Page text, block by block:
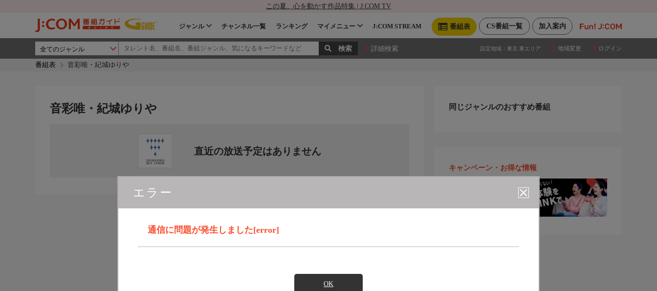
この夏、心を動かす作品特集 | J:COM TV
加入案内
CS番組一覧
番組表
ジャンル チャンネル一覧 ランキング マイメニュー J:COM STREAM
詳細検索 設定地域： 東京 東エリア 地域変更 ログイン
番組表 音彩唯・紀城ゆりや
エラー
通信に問題が発生しました[error]
OK
音彩唯・紀城ゆりや
直近の放送予定はありません
同じジャンルのおすすめ番組
キャンペーン・お得な情報